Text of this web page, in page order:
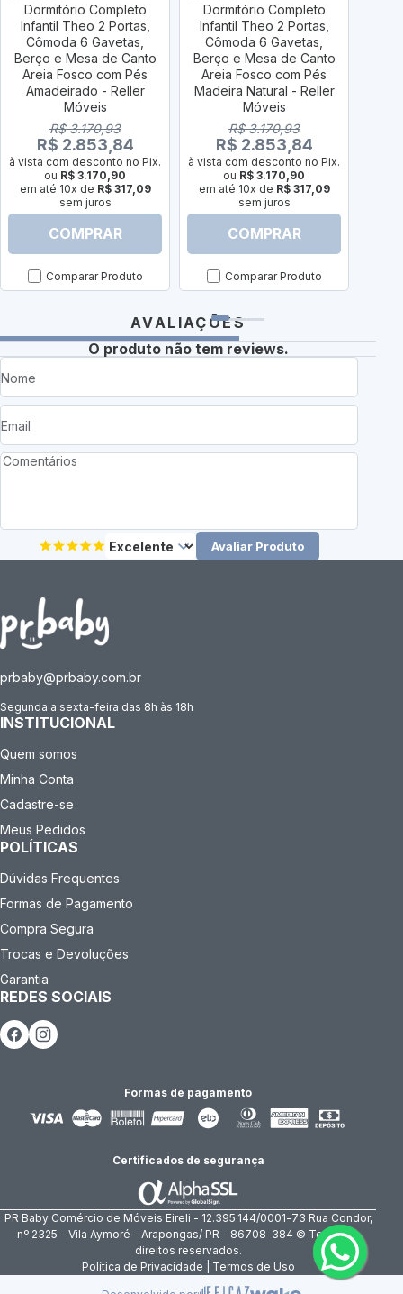
Dormitório Completo
Infantil Theo 2 Portas,
Cômoda 6 Gavetas,
Berço e Mesa de Canto
Areia Fosco com Pés
Amadeirado - Reller
Móveis
R$ 3.170,93
R$ 2.853,84
à vista com desconto no Pix.
ou R$ 3.170,90
em até 10x de R$ 317,09
sem juros
COMPRAR
Comparar Produto
Dormitório Completo
Infantil Theo 2 Portas,
Cômoda 6 Gavetas,
Berço e Mesa de Canto
Areia Fosco com Pés
Madeira Natural - Reller
Móveis
R$ 3.170,93
R$ 2.853,84
à vista com desconto no Pix.
ou R$ 3.170,90
em até 10x de R$ 317,09
sem juros
COMPRAR
Comparar Produto
AVALIAÇÕES
O produto não tem reviews.
Avaliar Produto
prbaby@prbaby.com.br
Segunda a sexta-feira das 8h às 18h
INSTITUCIONAL
Quem somos
Minha Conta
Cadastre-se
Meus Pedidos
POLÍTICAS
Dúvidas Frequentes
Formas de Pagamento
Compra Segura
Trocas e Devoluções
Garantia
REDES SOCIAIS
Formas de pagamento
Certificados de segurança
PR Baby Comércio de Móveis Eireli - 12.395.144/0001-73 Rua Condor,
nº 2325 - Vila Aymoré - Arapongas/ PR - 86708-384 © Todos os
direitos reservados.
Política de Privacidade | Termos de Uso